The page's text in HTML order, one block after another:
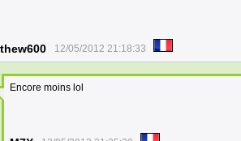
12/05/2012 21:18:33
Encore moins lol